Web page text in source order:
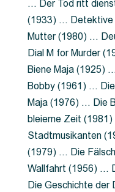
… Der Tod ritt
(1933) … Detektive
Mutter (1980) …
Dial M for Murder
Biene Maja (1925)
Bobby (1961) …
Maja (1976) … Die
bleierne Zeit
Stadtmusikanten
(1979) … Die
Wallfahrt (1956) …
Die Geschichte